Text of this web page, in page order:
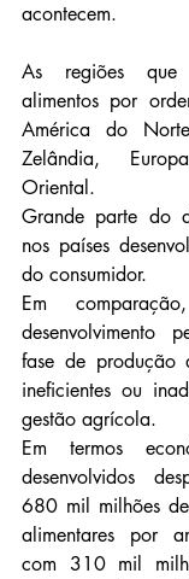
acontecem.
As regiões que
alimentos por
América do
Zelândia,
Oriental.
Grande parte do
nos países
do consumidor.
Em
desenvolvimento
fase de produção
ineficientes ou
gestão agrícola.
Em termos
desenvolvidos
680 mil milhões
alimentares por
com 310 mil